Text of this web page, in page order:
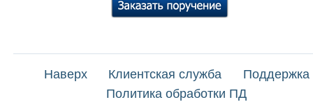
Наверх Клиентская служба
Поддержка
Политика обработки ПД